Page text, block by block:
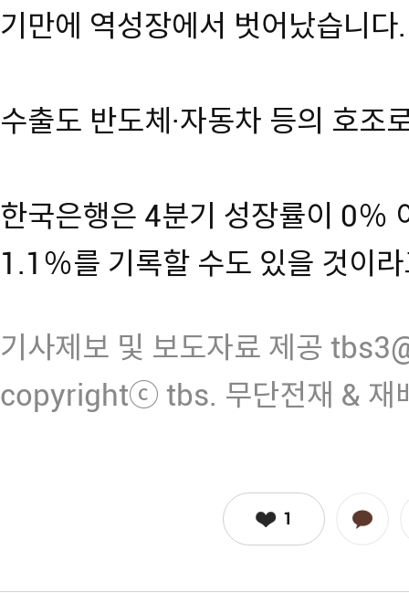
기만에 역성장에서 벗어났습니다.
수출도 반도체·자동차 등의 호조
한국은행은 4분기 성장률이 0％
1.1％를 기록할 수도 있을 것이
기사제보 및 보도자료 제공
copyrightⓒ tbs. 무단전재 & 재
1